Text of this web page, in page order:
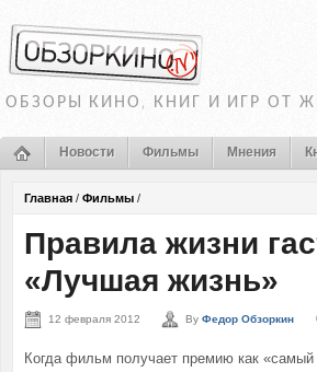
ОБЗОРЫ КИНО, КНИГ И ИГР ОТ
Новости Фильмы Мнения
Главная / Фильмы /
Правила жизни
«Лучшая жизнь»
12 февраля 2012 By Федор Обзоркин
Когда фильм получает премию как